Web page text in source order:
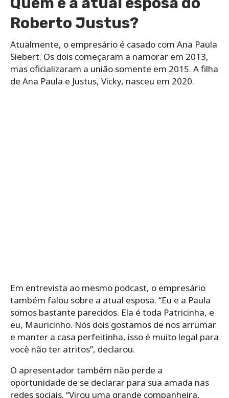
Roberto Justus?
Atualmente, o empresário é casado com Ana Paula
Siebert. Os dois começaram a namorar em 2013,
mas oficializaram a união somente em 2015. A filha
de Ana Paula e Justus, Vicky, nasceu em 2020.
Em entrevista ao mesmo podcast, o empresário
também falou sobre a atual esposa. “Eu e a Paula
somos bastante parecidos. Ela é toda Patricinha, e
eu, Mauricinho. Nós dois gostamos de nos arrumar
e manter a casa perfeitinha, isso é muito legal para
você não ter atritos”, declarou.
O apresentador também não perde a
oportunidade de se declarar para sua amada nas
redes sociais. “Virou uma grande companheira,